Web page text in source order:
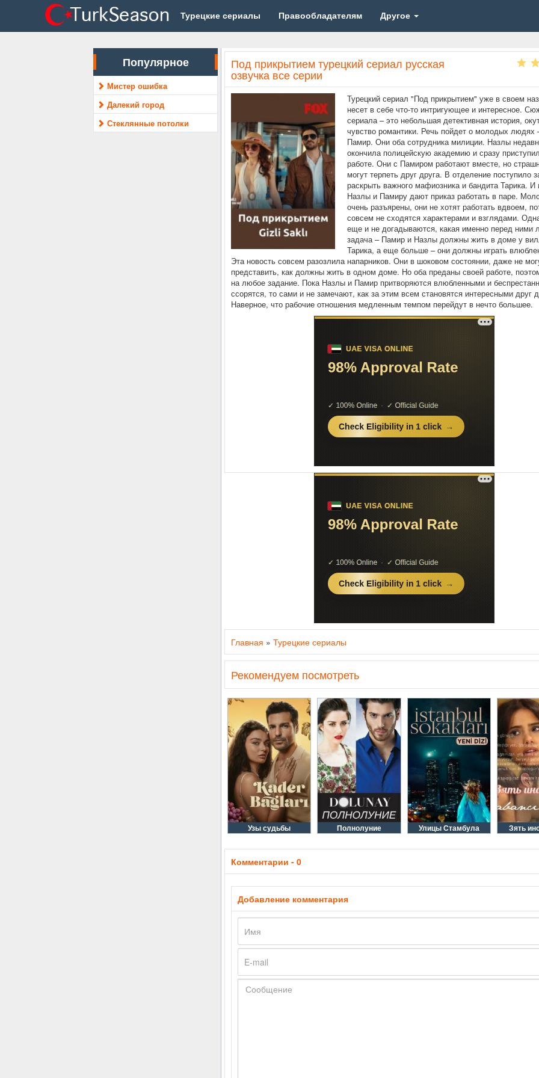
Турецкие сериалы Правообладателям Другое
Популярное
Мистер ошибка
Далекий город
Стеклянные потолки
Под прикрытием турецкий сериал русская
озвучка все серии
Турецкий сериал "Под прикрытием" уже в своем
несет в себе что-то интригующее и интересное.
сериала – это небольшая детективная история,
чувство романтики. Речь пойдет о молодых людях
Памир. Они оба сотрудника милиции. Назлы
окончила полицейскую академию и сразу
работе. Они с Памиром работают вместе, но
могут терпеть друг друга. В отделение поступило
раскрыть важного мафиозника и бандита Тарика. И
Назлы и Памиру дают приказ работать в паре.
очень разъярены, они не хотят работать вдвоем,
совсем не сходятся характерами и взглядами.
еще и не догадываются, какая именно перед ними
задача – Памир и Назлы должны жить в доме у
Тарика, а еще больше – они должны играть
Эта новость совсем разозлила напарников. Они в шоковом состоянии, даже не
представить, как должны жить в одном доме. Но оба преданы своей работе,
на любое задание. Пока Назлы и Памир притворяются влюбленными и
ссорятся, то сами и не замечают, как за этим всем становятся интересными друг
Наверное, что рабочие отношения медленным темпом перейдут в нечто большее.
Главная » Турецкие сериалы
Рекомендуем посмотреть
Узы судьбы Полнолуние Улицы Стамбула Зять
Комментарии - 0
Добавление комментария